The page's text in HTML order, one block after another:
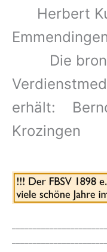
Herbert
Die
erhält:
Krozingen